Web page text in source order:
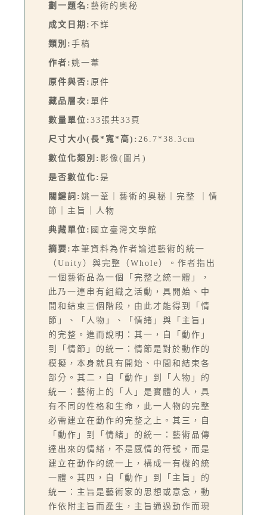
劃一題名: 藝術的奥秘
成文日期: 不詳
類別: 手稿
作者: 姚一葦
原件與否: 原件
藏品層次: 單件
數量單位: 33張共33頁
尺寸大小(長*寬*高): 26.7*38.3cm
數位化類別: 影像(圖片)
是否數位化: 是
關鍵詞: 姚一葦｜藝術的奥秘｜完整 ｜情
節｜主旨｜人物
典藏單位: 國立臺灣文學館
摘要: 本筆資料為作者論述藝術的統一
（Unity）與完整（Whole）。作者指出
一個藝術品為一個「完整之統一體」，
此乃一連串有組織之活動，具開始、中
間和結束三個階段，由此才能得到「情
節」、「人物」、「情緒」與「主旨」
的完整。進而說明：其一，自「動作」
到「情節」的統一：情節是對於動作的
模擬，本身就具有開始、中間和結束各
部分。其二，自「動作」到「人物」的
統一：藝術上的「人」是實體的人，具
有不同的性格和生命，此一人物的完整
必需建立在動作的完整之上。其三，自
「動作」到「情緒」的統一：藝術品傳
達出來的情緒，不是感情的符號，而是
建立在動作的統一上，構成一有機的統
一體。其四，自「動作」到「主旨」的
統一：主旨是藝術家的思想或意念，動
作依附主旨而產生，主旨通過動作而現